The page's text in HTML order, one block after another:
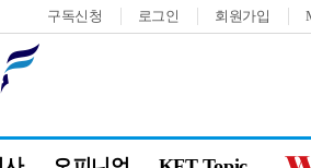
구독신청 로그인 회원가입